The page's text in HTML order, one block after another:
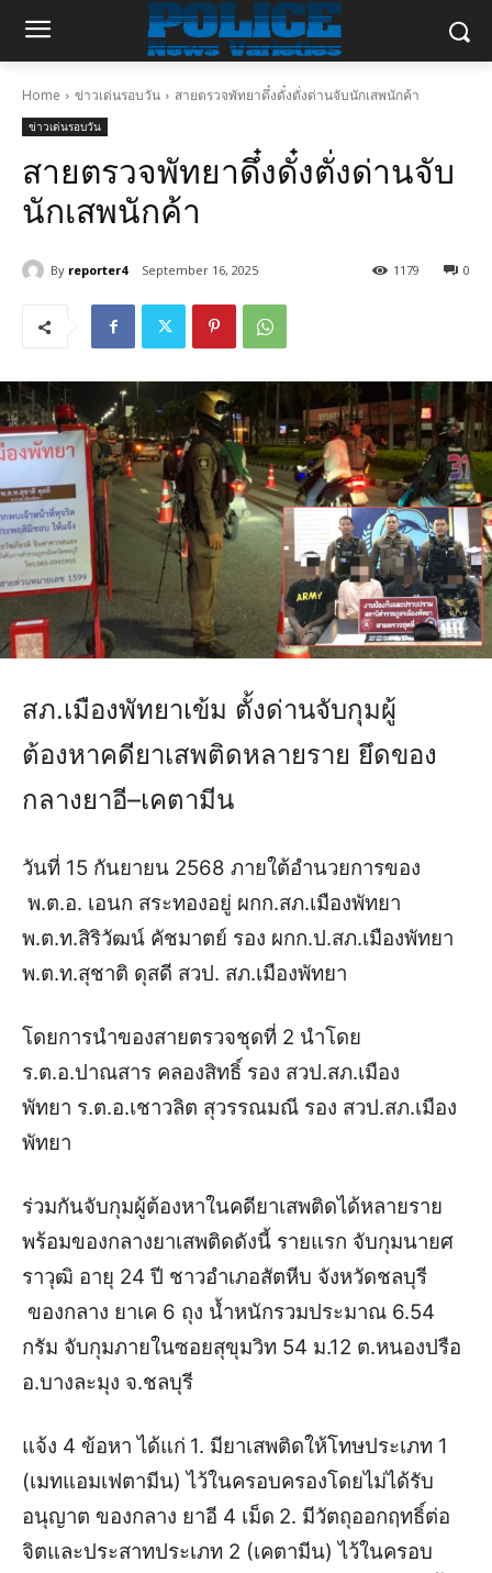
Home ข่าวเด่นรอบวัน สายตรวจพัทยาดึ๋งดั๋งตั่งด่านจับนักเสพนักค้า
ข่าวเด่นรอบวัน
สายตรวจพัทยาดึ๋งดั๋งตั่งด่านจับ
นักเสพนักค้า
By reporter4 September 16, 2025 0
1179
สภ.เมืองพัทยาเข้ม ตั้งด่านจับกุมผู้
ต้องหาคดียาเสพติดหลายราย ยึดของ
กลางยาอี–เคตามีน
วันที่ 15 กันยายน 2568 ภายใต้อำนวยการของ
พ.ต.อ. เอนก สระทองอยู่ ผกก.สภ.เมืองพัทยา
พ.ต.ท.สิริวัฒน์ คัชมาตย์ รอง ผกก.ป.สภ.เมืองพัทยา
พ.ต.ท.สุชาติ ดุสดี สวป. สภ.เมืองพัทยา
โดยการนำของสายตรวจชุดที่ 2 นำโดย
ร.ต.อ.ปาณสาร คลองสิทธิ์ รอง สวป.สภ.เมือง
พัทยา ร.ต.อ.เชาวลิต สุวรรณมณี รอง สวป.สภ.เมือง
พัทยา
ร่วมกันจับกุมผู้ต้องหาในคดียาเสพติดได้หลายราย
พร้อมของกลางยาเสพติดดังนี้ รายแรก จับกุมนายศ
ราวุฒิ อายุ 24 ปี ชาวอำเภอสัตหีบ จังหวัดชลบุรี
ของกลาง ยาเค 6 ถุง น้ำหนักรวมประมาณ 6.54
กรัม จับกุมภายในซอยสุขุมวิท 54 ม.12 ต.หนองปรือ
อ.บางละมุง จ.ชลบุรี
แจ้ง 4 ข้อหา ได้แก่ 1. มียาเสพติดให้โทษประเภท 1
(เมทแอมเฟตามีน) ไว้ในครอบครองโดยไม่ได้รับ
อนุญาต ของกลาง ยาอี 4 เม็ด 2. มีวัตถุออกฤทธิ์ต่อ
จิตและประสาทประเภท 2 (เคตามีน) ไว้ในครอบ